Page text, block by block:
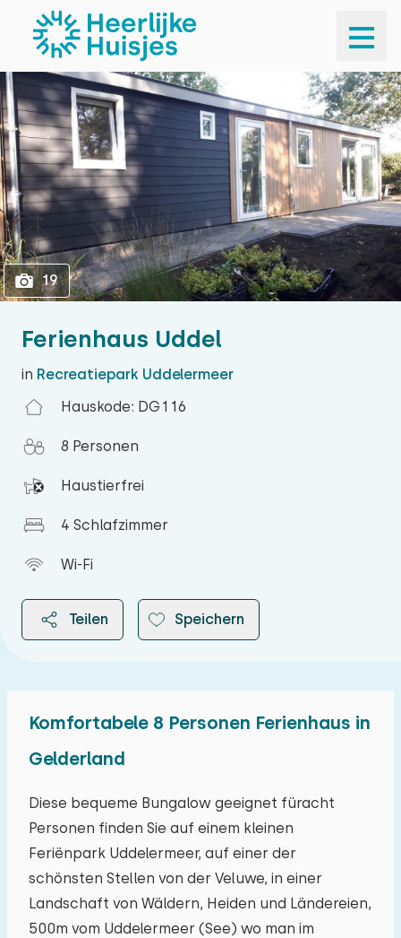
1
Ferienhaus Uddel
in Recreatiepark Uddelermeer
Hauskode: DG116
8 Personen
Haustierfrei
4 Schlafzimmer
Wi-Fi
Teilen Speichern
19
Komfortabele 8 Personen Ferienhaus in
Gelderland
Diese bequeme Bungalow geeignet füracht
Personen finden Sie auf einem kleinen
Feriënpark Uddelermeer, auf einer der
schönsten Stellen von der Veluwe, in einer
Landschaft von Wäldern, Heiden und Ländereien,
500m vom Uddelermeer (See) wo man im
August 2026
Mo Di Mi Do Fr Sa
27 28 29 30 31 01
03 04 05 06 07 08